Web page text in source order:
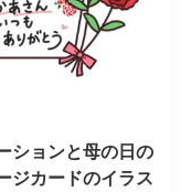
ションと母の日の
ジカードのイラス